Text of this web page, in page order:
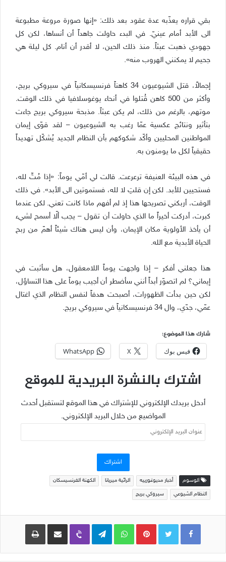
بقي قراره يعذّبه عدة عقود بعد ذلك: «إنها صورة مروعة مطبوعة
الى الأبد أمام عينيّ. في البدء حاولت جاهداً أن أنساها، لكن كل
جهودي ذهبت عبثاً. منذ ذلك الحين، لا أقدر أن أنام. كل ليلة هي
جحيم لا يمكنني الهروب منه».
إجمالاً، قتل الشيوعيون 34 كاهناً فرنسيسكانياً في سيروكي بريج،
وأكثر من 500 كاهن قُتلوا في أنحاء يوغوسلافيا في ذلك الوقت.
موتهم، بالرغم من ذلك، لم يكن عبثاً. مذبحة سيروكي بريج جاءت
بتأثير ونتائج عكسية عمّا رغب به الشيوعيون – لقد قوّى إيمان
المواطنين المحليين وأكّد شكوكهم بأن النظام الجديد يُشكّل تهديداً
حقيقياً لكل ما يومنون به.
في هذه البيئة العنيفة ترعرعت. قالت لي أمّي يوماً: «إذا مُتِّ لله،
فستحيين للأبد. لكن إن قلتِ لا لله، فستموتين الى الأبد». في ذلك
الوقت، أربكني تصريحها هذا إذ لم أفهم ماذا كانت تعني. لكن عندما
كبرت، أدركت أخيراً ما الذي حاولت أن تقول – يجب ألّا أسمح لشيء
أن يأخذ الأولوية مكان الإيمان، وأن ليس هناك شيئاً أهمّ من ربح
الحياة الأبدية مع الله.
هذا جعلني أفكر – إذا واجهت يوماً اللامعقول، هل سأثبت في
إيماني؟ لم اتصوّر أبداً أنني سأضطر أن أجيب يوماً على هذا التساؤل،
لكن حين بدأت الظهورات، أصبحت هدفاً لنفس النظام الذي اغتال
عمّي، جدّي، وال 34 فرنسيسكانياً في سيروكي بريج.
شارك هذا الموضوع:
فيس بوك X
WhatsApp
اشترك بالنشرة البريدية للموقع
أدخل بريدك الإلكتروني للإشتراك في هذا الموقع لتستقبل أحدث
المواضيع من خلال البريد الإلكتروني.
عنوان
البريد
اشتراك
الوسوم أخبار مديوغورييه الرائية ميريانا الكهنة الفرنسيسكان
النظام الشيوعي سيروكي بريج
Pinterest
WhatsApp
Telegram
Viber مشاركة عبر البريد طباعة